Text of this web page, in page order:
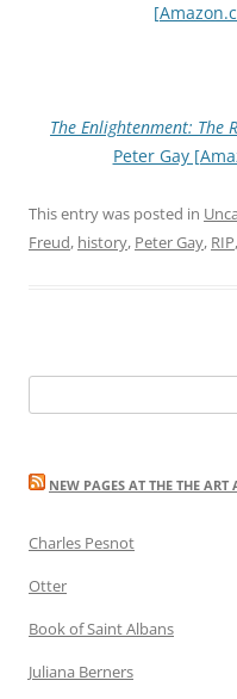
The Enlightenment: The
Peter Gay
This entry was posted in
Freud, history, Peter Gay, RIP,
for:
NEW PAGES AT THE THE
Charles Pesnot
Otter
Book of Saint Albans
Juliana Berners